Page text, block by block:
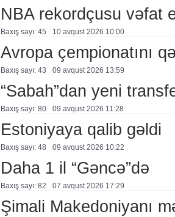
NBA rekordçusu vəfat
Baxış sayı: 45 10 avqust 2026 10:00
Avropa çempionatını
Baxış sayı: 43 09 avqust 2026 13:59
“Sabah”dan yeni
Baxış sayı: 80 09 avqust 2026 11:28
Estoniyaya qalib gəldi
Baxış sayı: 48 09 avqust 2026 10:22
Daha 1 il “Gəncə”də
Baxış sayı: 82 07 avqust 2026 17:29
Şimali Makedoniyanı